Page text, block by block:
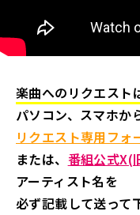
楽曲へのリクエスト
パソコン、スマホか
リクエスト専用フォ
または、 番組公式
アーティスト名を
必ず記載して送って